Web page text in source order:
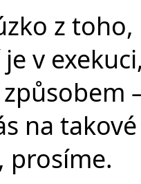
z
v
na
prosíme.